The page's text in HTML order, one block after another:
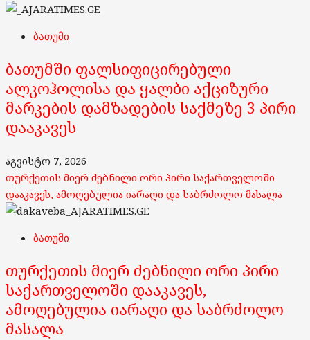
ბათუმი
ბათუმში ფალსიფიცირებული
ალკოჰოლისა და ყალბი აქციზური
მარკების დამზადების საქმეზე 3 პირი
დააკავეს
აგვისტო 7, 2026
თურქეთის მიერ ძებნილი ორი პირი საქართველოში
დააკავეს, ამოღებულია იარაღი და საბრძოლო მასალა
ბათუმი
თურქეთის მიერ ძებნილი ორი პირი
საქართველოში დააკავეს,
ამოღებულია იარაღი და საბრძოლო
მასალა